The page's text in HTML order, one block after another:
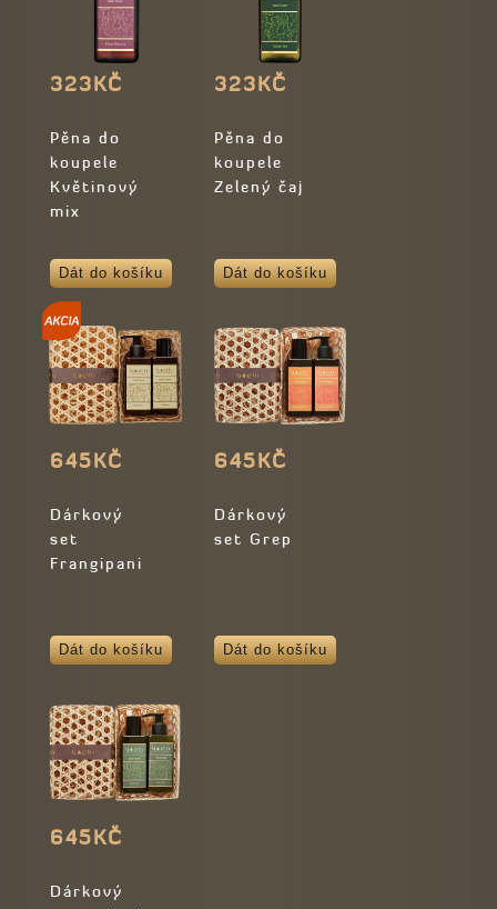
323KČ
Pěna do
koupele
Květinový
mix
Dát do košíku
323KČ
Pěna do
koupele
Zelený čaj
Dát do košíku
645KČ
Dárkový
set
Frangipani
Dát do košíku
645KČ
Dárkový
set Grep
Dát do košíku
645KČ
Dárkový